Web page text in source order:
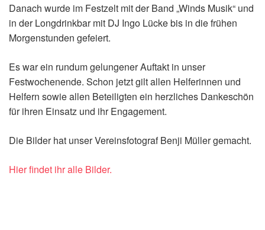
Danach wurde im Festzelt mit der Band „Winds Musik“ und
in der Longdrinkbar mit DJ Ingo Lücke bis in die frühen
Morgenstunden gefeiert.
Es war ein rundum gelungener Auftakt in unser
Festwochenende. Schon jetzt gilt allen Helferinnen und
Helfern sowie allen Beteiligten ein herzliches Dankeschön
für ihren Einsatz und ihr Engagement.
Die Bilder hat unser Vereinsfotograf Benji Müller gemacht.
Hier findet ihr alle Bilder.